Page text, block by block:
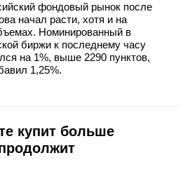
фондовый рынок после
начал расти, хотя и на
Номинированный в
биржи к последнему часу
на 1%, выше 2290 пунктов,
1,25%.
купит больше